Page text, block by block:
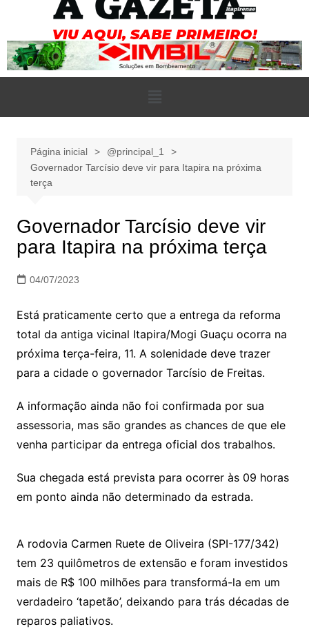
Página inicial
@principal_1
Governador Tarcísio deve vir para Itapira na próxima
terça
Governador Tarcísio deve vir
para Itapira na próxima terça
04/07/2023
Está praticamente certo que a entrega da reforma
total da antiga vicinal Itapira/Mogi Guaçu ocorra na
próxima terça-feira, 11. A solenidade deve trazer
para a cidade o governador Tarcísio de Freitas.
A informação ainda não foi confirmada por sua
assessoria, mas são grandes as chances de que ele
venha participar da entrega oficial dos trabalhos.
Sua chegada está prevista para ocorrer às 09 horas
em ponto ainda não determinado da estrada.
A rodovia Carmen Ruete de Oliveira (SPI-177/342)
tem 23 quilômetros de extensão e foram investidos
mais de R$ 100 milhões para transformá-la em um
verdadeiro ‘tapetão’, deixando para trás décadas de
reparos paliativos.